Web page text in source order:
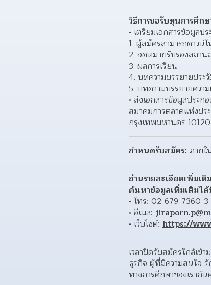
วิธีการขอรับทุนการศึกษ
เตรียมเอกสารข้อมูลป
1. ผู้สมัครสามารถดาว
2. จดหมายรับรองสถาน
3. ผลการเรียน
4. บทความบรรยายประ
5. บทความบรรยายควา
ส่งเอกสารข้อมูลประ
สมาคมการตลาดแห่งปร
กรุงเทพมหานคร 10120
กำหนดรับสมัคร: ภาย
อ่านรายละเอียดเพิ่มเ
ค้นหาข้อมูลเพิ่มเติมไ
• โทร: 02-679-7360-3
• อีเมล:
• เว็บไซต์: https://
เวลาปิดรับสมัครใกล้เ
ธุรกิจ ผู้ที่มีความสนใจ
ทางการศึกษาของเรากัน